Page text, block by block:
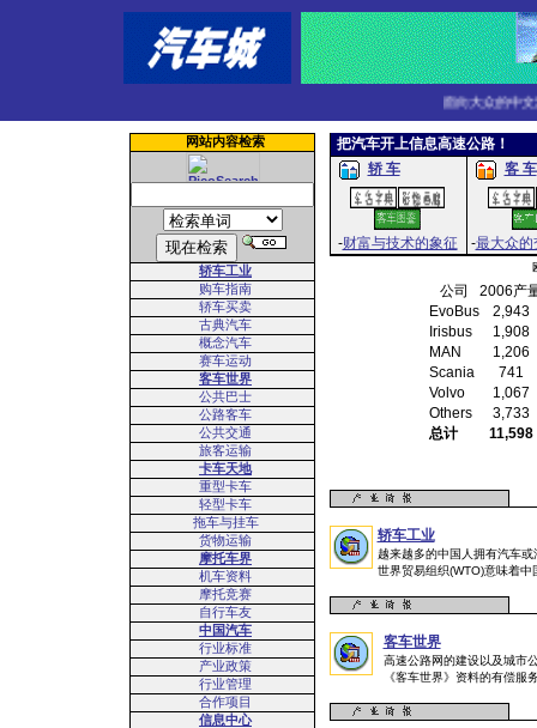
面向大众的中文
网站内容检索
轿车工业
购车指南
轿车买卖
古典汽车
概念汽车
赛车运动
客车世界
公共巴士
公路客车
公共交通
旅客运输
卡车天地
重型卡车
轻型卡车
拖车与挂车
货物运输
摩托车界
机车资料
摩托竞赛
自行车友
中国汽车
行业标准
产业政策
行业管理
合作项目
信息中心
把汽车开上信息高速公路！
轿 车
客 车
-财富与技术的象征 -最大众的
公司
2006产
EvoBus
2,943
Irisbus
1,908
MAN
1,206
Scania
741
Volvo
1,067
Others
3,733
总计
11,598
轿车工业
越来越多的中国人拥有汽车
世界贸易组织(WTO)意味着中
客车世界
高速公路网的建设以及城市
《客车世界》资料的有偿服